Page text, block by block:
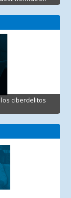
ciberdelitos